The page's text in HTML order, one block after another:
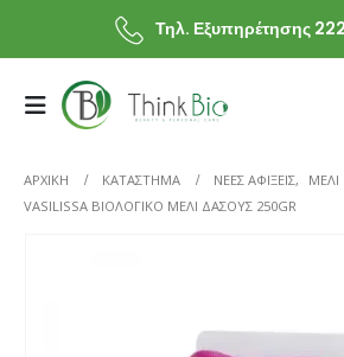
Τηλ. Εξυπηρέτησης
ΑΡΧΙΚΗ ΚΑΤΆΣΤΗΜΑ ΝΕΕΣ ΑΦΙΞΕΙΣ,
ΜΕΛΙ
VASILISSA ΒΙΟΛΟΓΙΚΌ ΜΈΛΙ ΔΆΣΟΥΣ 250GR